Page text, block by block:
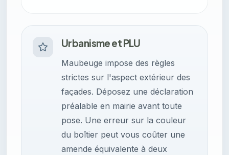
Urbanisme et PLU
Maubeuge impose des règles
strictes sur l'aspect extérieur des
façades. Déposez une déclaration
préalable en mairie avant toute
pose. Une erreur sur la couleur
du boîtier peut vous coûter une
amende équivalente à deux